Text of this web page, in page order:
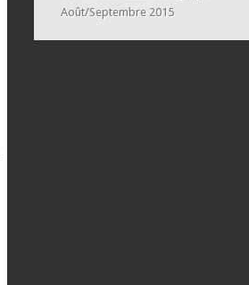
Août/Septembre 2015